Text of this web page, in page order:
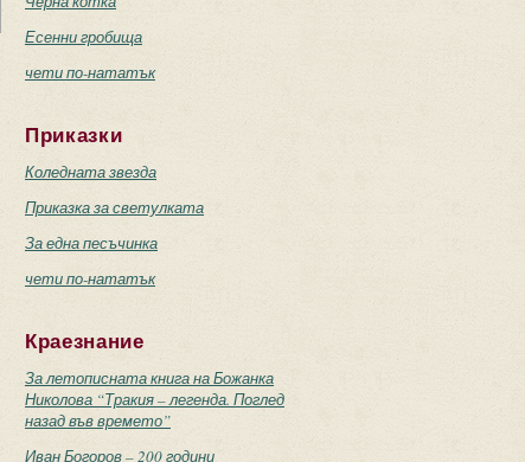
Есенни гробища
чети по-нататък
Приказки
Коледната звезда
Приказка за светулката
За една песъчинка
чети по-нататък
Краезнание
За летописната книга на Божанка
Николова “Тракия – легенда. Поглед
назад във времето”
Иван Богоров – 200 години